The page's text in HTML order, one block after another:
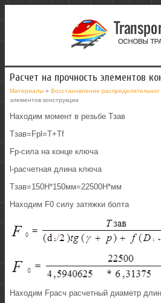
Расчет на прочность элементов
Материалы » Восстановление распределительног
элементов конструкции
Находим момент в резьбе Тзав
Тзав=Fpl=T+Tf
Fp-сила на конце ключа
l-расчетная длина ключа
Тзав=150H*150мм=22500Н*мм
Находим F0 силу затяжки болта
Находим Fрасч расчетный диаметр